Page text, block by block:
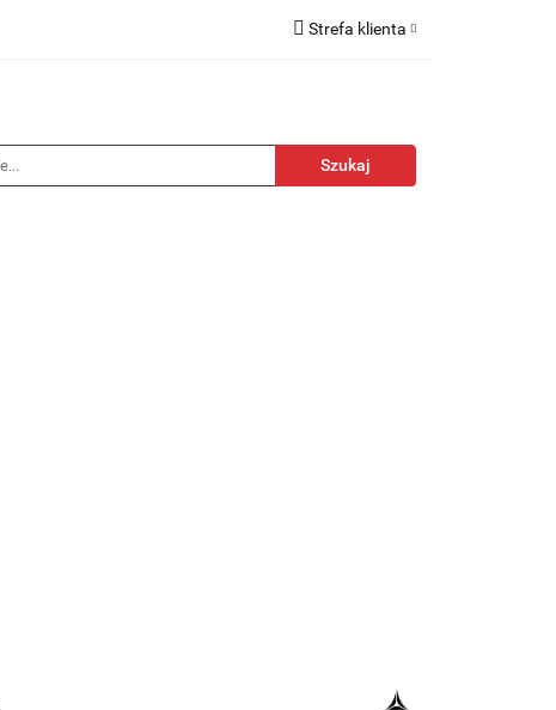
Strefa klienta
Dodaj zgłoszenie